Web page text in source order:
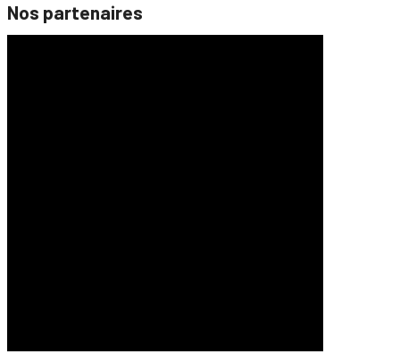
Nos partenaires